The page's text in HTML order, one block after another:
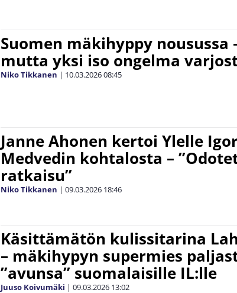
Suomen mäkihyppy nousussa
mutta yksi iso ongelma
Niko Tikkanen | 10.03.202608:45
Janne Ahonen kertoi Ylelle
Medvedin kohtalosta –
ratkaisu”
Niko Tikkanen | 09.03.2026 18:46
Käsittämätön kulissitarina
– mäkihypyn supermies
”avunsa” suomalaisille IL:lle
Juuso Koivumäki | 09.03.2026 13:02